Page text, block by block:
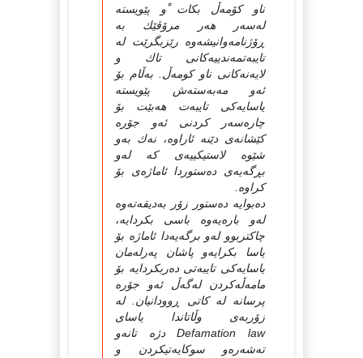
ناو كۆمه‌ڵ بكات ْو پێویسته‌
له‌سه‌ر هه‌ر مرۆڤێك به‌
ڕۆژنامه‌وانیشه‌وه‌ رێزبگرێت له‌
تایبه‌تمه‌ندییه‌كانی تاك و
لایه‌نه‌كانی ناو كومه‌ڵ. به‌ڵام بۆ
ئه‌و مه‌به‌سته‌ش پێویسته‌
یاسایه‌كی تایبه‌ت هه‌بێت بۆ
چاره‌سه‌ر كردنی ئه‌و جۆره‌
كێشانه‌ی دێنه‌ ئاراوه‌، نه‌ك به‌و
شێوه‌ لاستیكییه‌ی كه‌ له‌و
بڕگه‌یه‌ی ده‌ستوردا ئاماژه‌ی بۆ
كراوه‌.
ده‌بوایه‌ ده‌ستور زۆر به‌دیقه‌ته‌وه‌
له‌و باره‌یه‌وه‌ باسی بكردایه‌،
چاكتربوو له‌و برگه‌یه‌دا ئاماژه‌ بۆ
یاسا بكرایه‌و پاشان په‌رله‌مان
یاسایه‌كی تایبه‌تی ده‌ربكردایه‌ بۆ
مامه‌ڵه‌كردن له‌گه‌ڵ ئه‌و جۆره‌
پرسانه‌ له‌ كاتی ڕوودانیان. له‌
زۆربه‌ی وڵاتاندا یاسای
Defamation law دژه‌ تانه‌و
ته‌شه‌ره‌و سوكایه‌تیكردن و